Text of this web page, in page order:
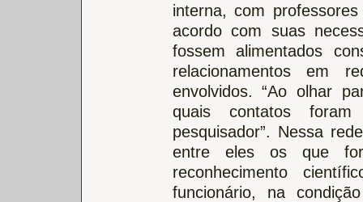
interna, com
acordo com suas
fossem alimentados
relacionamentos em
envolvidos. “Ao olhar
quais contatos
pesquisador”. Nessa
entre eles os que
reconhecimento
funcionário, na